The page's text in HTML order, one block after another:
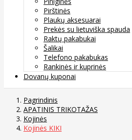
Pirštinės
Plaukų aksesuarai
Prekės su lietuviška spauda
Raktų pakabukai
Šalikai
Telefono pakabukas
Rankinės ir kuprinės
Dovanų kuponai
Pagrindinis
APATINIS TRIKOTAŽAS
Kojinės
Kojinės KIKI